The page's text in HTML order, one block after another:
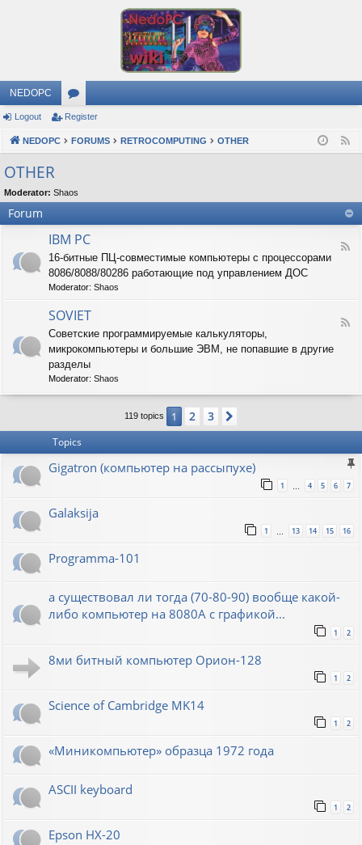
NEDOPC
or
u
s
Logout Register
NEDOPC FORUMS RETROCOMPUTING OTHER
OTHER
Moderator: Shaos
Forum
F
B
IBM PC
16-битные ПЦ-совместимые компьютеры с процессорами
8086/8088/80286 работающие под управлением ДОС
Moderator: Shaos
F
SOVIET
Советские программируемые калькуляторы,
микрокомпьютеры и большие ЭВМ, не попавшие в другие
разделы
Moderator: Shaos
119 topics 1 2 3
Topics
Gigatron (компьютер на рассыпухе)
1 … 4 5 6 7
Galaksija
1 … 13 14 15 16
Programma-101
а существовал ли тогда (70-80-90) вообще какой-
либо компьютер на 8080А с графикой...
1 2
8ми битный компьютер Орион-128
1 2
Science of Cambridge MK14
1 2
«Миникомпьютер» образца 1972 года
ASCII keyboard
1 2
Epson HX-20